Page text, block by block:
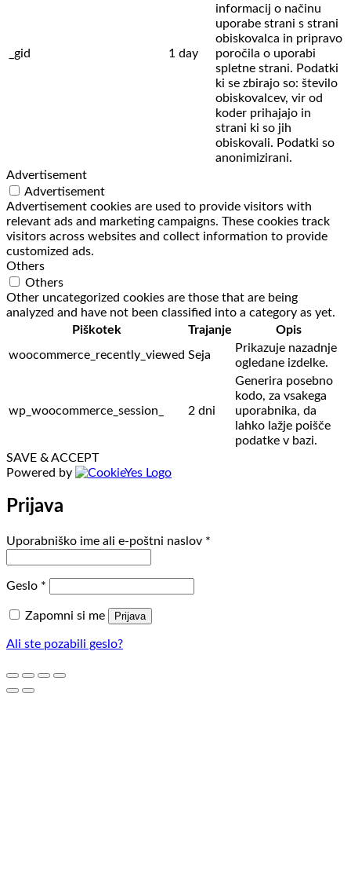
_gid 1 day
informacij o načinu
uporabe strani s strani
obiskovalca in pripravo
poročila o uporabi
spletne strani. Podatki
ki se zbirajo so: število
obiskovalcev, vir od
koder prihajajo in
strani ki so jih
obiskovali. Podatki so
anonimizirani.
Advertisement
Advertisement
Advertisement cookies are used to provide visitors with
relevant ads and marketing campaigns. These cookies track
visitors across websites and collect information to provide
customized ads.
Others
Others
Other uncategorized cookies are those that are being
analyzed and have not been classified into a category as yet.
Piškotek
Trajanje
Opis
woocommerce_recently_viewed Seja
Prikazuje nazadnje
ogledane izdelke.
wp_woocommerce_session_ 2 dni
Generira posebno
kodo, za vsakega
uporabnika, da
lahko lažje poišče
podatke v bazi.
SAVE & ACCEPT
Powered by
Prijava
Uporabniško ime ali e-poštni naslov *
Geslo *
Zapomni si me Prijava
Ali ste pozabili geslo?